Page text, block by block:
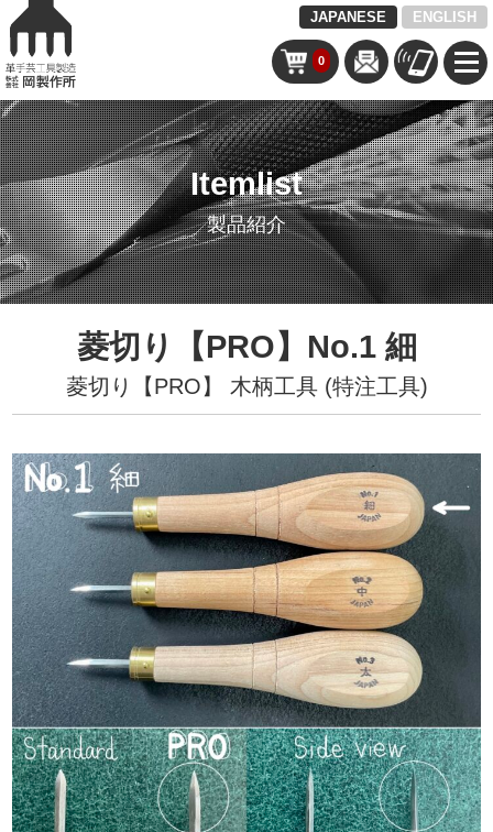
JAPANESE ENGLISH
0
Itemlist
製品紹介
菱切り【PRO】No.1 細
菱切り【PRO】 木柄工具 (特注工具)